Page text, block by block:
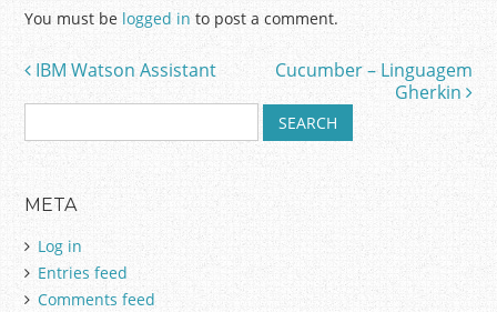
You must be logged in to post a comment.
Post navigation
IBM Watson Assistant
Cucumber – Linguagem
Gherkin
e
c
h
f
o
r
META
Log in
Entries feed
Comments feed